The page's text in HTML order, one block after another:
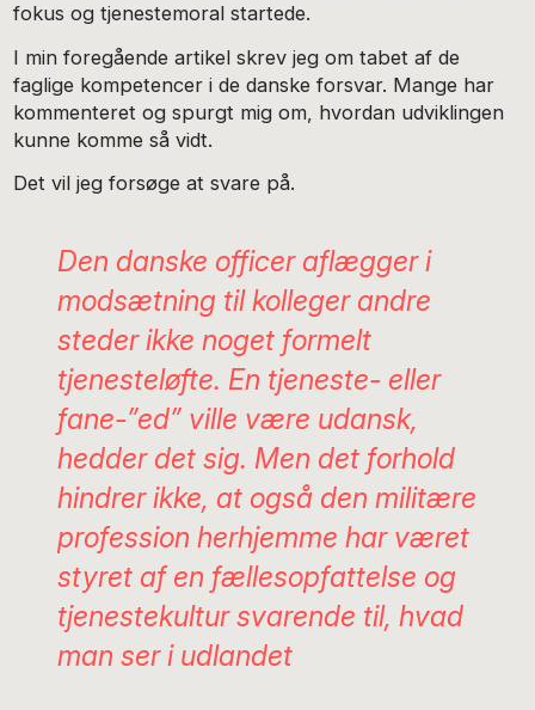
fokus og tjenestemoral startede.
I min foregående artikel skrev jeg om tabet af de
faglige kompetencer i de danske forsvar. Mange har
kommenteret og spurgt mig om, hvordan udviklingen
kunne komme så vidt.
Det vil jeg forsøge at svare på.
Den danske officer aflægger i
modsætning til kolleger andre
steder ikke noget formelt
tjenesteløfte. En tjeneste- eller
fane-”ed” ville være udansk,
hedder det sig. Men det forhold
hindrer ikke, at også den militære
profession herhjemme har været
styret af en fællesopfattelse og
tjenestekultur svarende til, hvad
man ser i udlandet